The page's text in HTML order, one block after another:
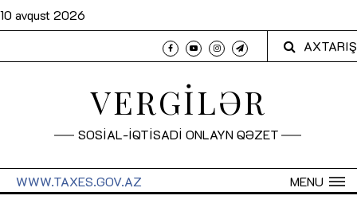
10 avqust 2026
AXTARIŞ
VERGİLƏR
SOSİAL-İQTİSADİ ONLAYN QƏZET
MENU
WWW.TAXES.GOV.AZ